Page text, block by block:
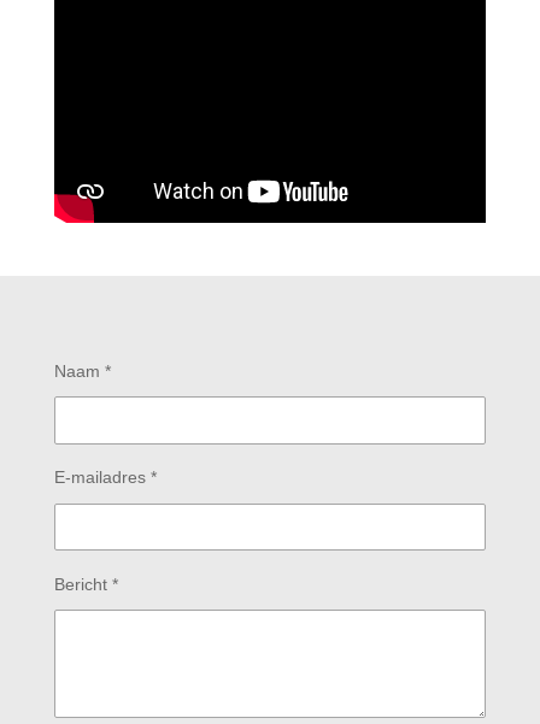
Naam *
E-mailadres *
Bericht *